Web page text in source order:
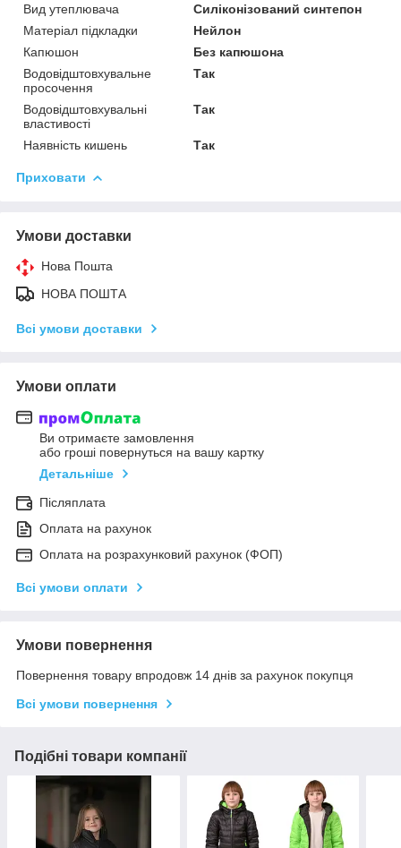
Вид утеплювача
Силіконізований синтепон
Матеріал підкладки
Нейлон
Капюшон
Без капюшона
Водовідштовхувальне
просочення
Так
Водовідштовхувальні
властивості
Так
Наявність кишень Так
Приховати
Умови доставки
Нова Пошта
НОВА ПОШТА
Всі умови доставки
Умови оплати
Ви отримаєте замовлення
або гроші повернуться на вашу картку
Детальніше
Післяплата
Оплата на рахунок
Оплата на розрахунковий рахунок (ФОП)
Всі умови оплати
Умови повернення
Повернення товару впродовж 14 днів за рахунок покупця
Всі умови повернення
Подібні товари компанії